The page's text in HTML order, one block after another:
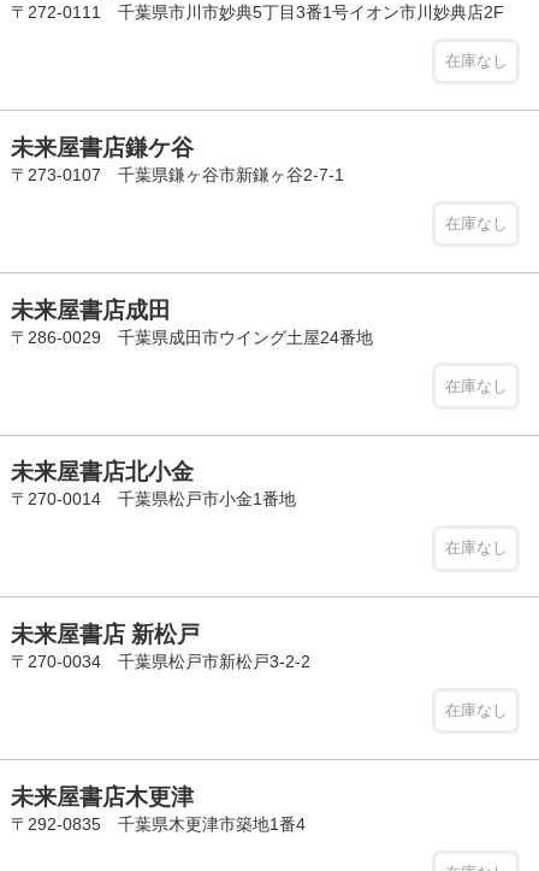
〒272-0111 千葉県市川市妙典5丁目3番1号イオン市川妙典店2F
在庫なし
未来屋書店鎌ケ谷
〒273-0107 千葉県鎌ヶ谷市新鎌ヶ谷2-7-1
在庫なし
未来屋書店成田
〒286-0029 千葉県成田市ウイング土屋24番地
在庫なし
未来屋書店北小金
〒270-0014 千葉県松戸市小金1番地
在庫なし
未来屋書店 新松戸
〒270-0034 千葉県松戸市新松戸3-2-2
在庫なし
未来屋書店木更津
〒292-0835 千葉県木更津市築地1番4